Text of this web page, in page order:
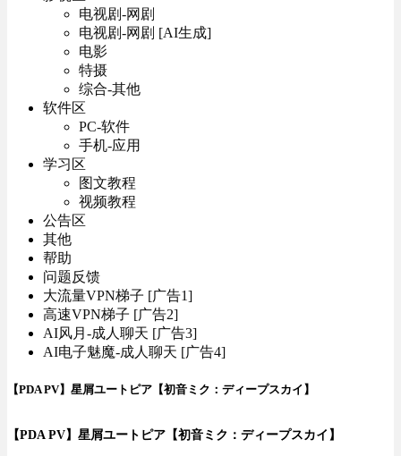
电视剧-网剧
电视剧-网剧 [AI生成]
电影
特摄
综合-其他
软件区
PC-软件
手机-应用
学习区
图文教程
视频教程
公告区
其他
帮助
问题反馈
大流量VPN梯子 [广告1]
高速VPN梯子 [广告2]
AI风月-成人聊天 [广告3]
AI电子魅魔-成人聊天 [广告4]
【PDA PV】星屑ユートピア【初音ミク：ディープスカイ】
【PDA PV】星屑ユートピア【初音ミク：ディープスカイ】